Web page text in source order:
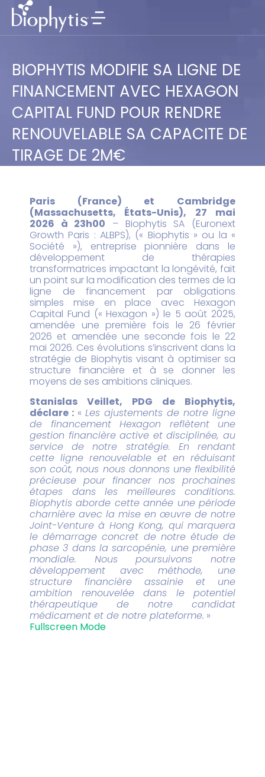
BIOPHYTIS MODIFIE SA LIGNE DE
FINANCEMENT AVEC HEXAGON
CAPITAL FUND POUR RENDRE
RENOUVELABLE SA CAPACITE DE
TIRAGE DE 2M€
Paris (France) et Cambridge
(Massachusetts, États-Unis), 27 mai
2026 à 23h00 – Biophytis SA (Euronext
Growth Paris : ALBPS), (« Biophytis » ou la «
Société »), entreprise pionnière dans le
développement de thérapies
transformatrices impactant la longévité, fait
un point sur la modification des termes de la
ligne de financement par obligations
simples mise en place avec Hexagon
Capital Fund (« Hexagon ») le 5 août 2025,
amendée une première fois le 26 février
2026 et amendée une seconde fois le 22
mai 2026. Ces évolutions s’inscrivent dans la
stratégie de Biophytis visant à optimiser sa
structure financière et à se donner les
moyens de ses ambitions cliniques.
Stanislas Veillet, PDG de Biophytis,
déclare : « Les ajustements de notre ligne
de financement Hexagon reflètent une
gestion financière active et disciplinée, au
service de notre stratégie. En rendant
cette ligne renouvelable et en réduisant
son coût, nous nous donnons une flexibilité
précieuse pour financer nos prochaines
étapes dans les meilleures conditions.
Biophytis aborde cette année une période
charnière avec la mise en œuvre de notre
Joint-Venture à Hong Kong, qui marquera
le démarrage concret de notre étude de
phase 3 dans la sarcopénie, une première
mondiale. Nous poursuivons notre
développement avec méthode, une
structure financière assainie et une
ambition renouvelée dans le potentiel
thérapeutique de notre candidat
médicament et de notre plateforme. »
Fullscreen Mode